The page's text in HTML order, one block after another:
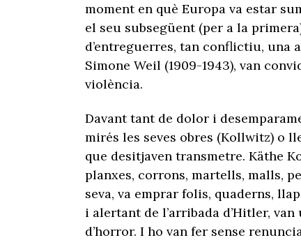
moment en què Europa va estar
el seu subsegüent (per a la
d’entreguerres, tan conflictiu, una
Simone Weil (1909-1943), van
violència.
Davant tant de dolor i
mirés les seves obres (Kollwitz) o
que desitjaven transmetre. Käthe
planxes, corrons, martells, malls,
seva, va emprar folis, quaderns,
i alertant de l’arribada d’Hitler,
d’horror. I ho van fer sense